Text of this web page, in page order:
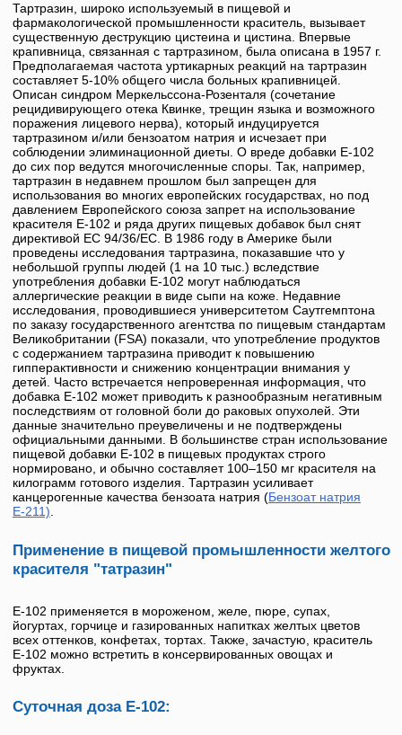
Тартразин , широко используемый в пищевой и
фармакологической промышленности краситель, вызывает
существенную деструкцию цистеина и цистина. Впервые
крапивница, связанная с тартразином, была описана в 1957 г.
Предполагаемая частота уртикарных реакций на тартразин
составляет 5-10% общего числа больных крапивницей.
Описан синдром Меркельссона-Розенталя (сочетание
рецидивирующего отека Квинке, трещин языка и возможного
поражения лицевого нерва), который индуцируется
тартразином и/или бензоатом натрия и исчезает при
соблюдении элиминационной диеты. О вреде добавки Е-102
до сих пор ведутся многочисленные споры. Так, например,
тартразин в недавнем прошлом был запрещен для
использования во многих европейских государствах, но под
давлением Европейского союза запрет на использование
красителя Е-102 и ряда других пищевых добавок был снят
директивой ЕС 94/36/EC. В 1986 году в Америке были
проведены исследования тартразина, показавшие что у
небольшой группы людей (1 на 10 тыс.) вследствие
употребления добавки Е-102 могут наблюдаться
аллергические реакции в виде сыпи на коже. Недавние
исследования, проводившиеся университетом Саутгемптона
по заказу государственного агентства по пищевым стандартам
Великобритании (FSA) показали, что употребление продуктов
с содержанием тартразина приводит к повышению
гипперактивности и снижению концентрации внимания у
детей. Часто встречается непроверенная информация, что
добавка Е-102 может приводить к разнообразным негативным
последствиям от головной боли до раковых опухолей. Эти
данные значительно преувеличены и не подтверждены
официальными данными.
В большинстве стран использование
пищевой добавки Е-102 в пищевых продуктах строго
нормировано, и обычно составляет 100–150 мг красителя на
килограмм готового изделия. Тартразин усиливает
канцерогенные качества бензоата натрия (Бензоат натрия
Е-211)
Применение в пищевой промышленности желтого
красителя "татразин"
Е-102 применяется в мороженом, желе, пюре, супах,
йогуртах, горчице и газированных напитках желтых цветов
всех оттенков, конфетах, тортах. Также, зачастую, краситель
Е-102 можно встретить в консервированных овощах и
фруктах.
Суточная доза Е-102: